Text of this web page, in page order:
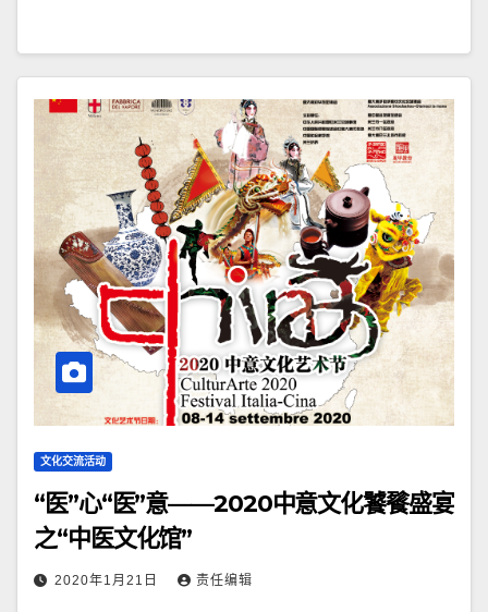
文化交流活动
“医”心“医”意——2020中意文化饕餮盛宴
之“中医文化馆”
2020年1月21日 责任编辑